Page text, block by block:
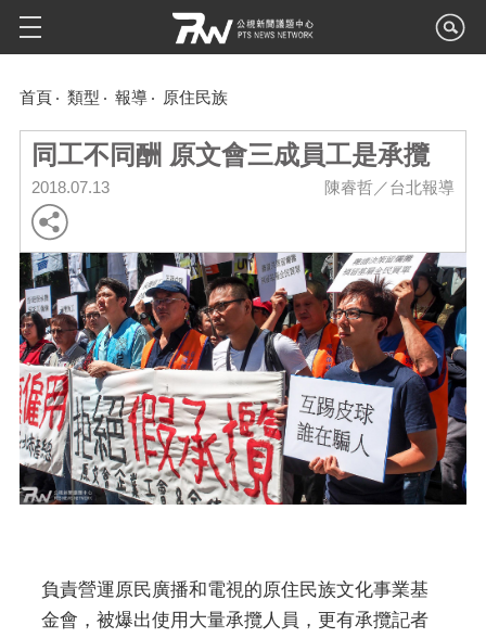
首頁 類型 報導 原住民族
同工不同酬 原文會三成員工是承攬
2018.07.13 陳睿哲／台北報導
負責營運原民廣播和電視的原住民族文化事業基
金會，被爆出使用大量承攬人員，更有承攬記者